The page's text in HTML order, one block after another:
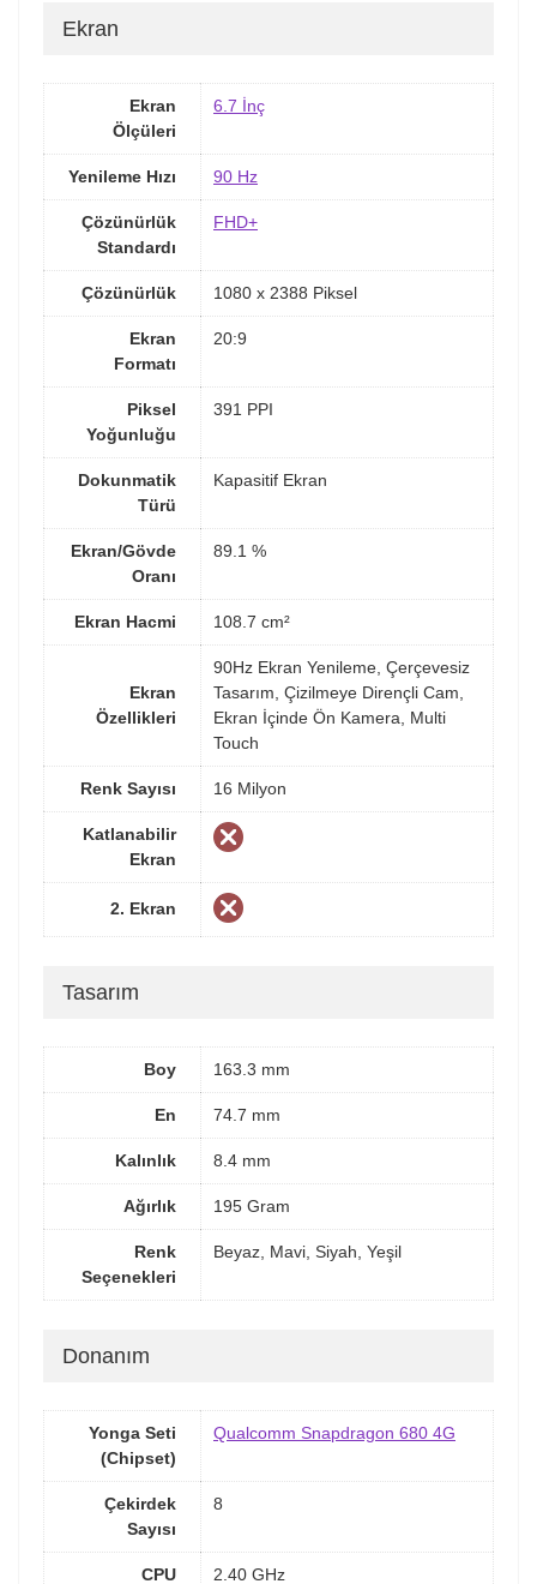
Ekran
Ekran
Ölçüleri
6.7 İnç
Yenileme Hızı 90 Hz
Çözünürlük
Standardı
FHD+
Çözünürlük 1080 x 2388 Piksel
Ekran
Formatı
20:9
Piksel
Yoğunluğu
391 PPI
Dokunmatik
Türü
Kapasitif Ekran
Ekran/Gövde
Oranı
89.1 %
Ekran Hacmi 108.7 cm²
Ekran
Özellikleri
90Hz Ekran Yenileme, Çerçevesiz
Tasarım, Çizilmeye Dirençli Cam,
Ekran İçinde Ön Kamera, Multi
Touch
Renk Sayısı 16 Milyon
Katlanabilir
Ekran
2. Ekran
Tasarım
Boy 163.3 mm
En 74.7 mm
Kalınlık 8.4 mm
Ağırlık 195 Gram
Renk
Seçenekleri
Beyaz, Mavi, Siyah, Yeşil
Donanım
Yonga Seti
(Chipset)
Qualcomm Snapdragon 680 4G
Çekirdek
Sayısı
8
CPU 2.40 GHz